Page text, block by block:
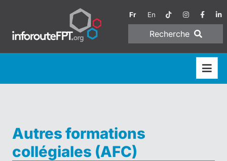
Fr En
Recherche
Autres formations
collégiales (AFC)